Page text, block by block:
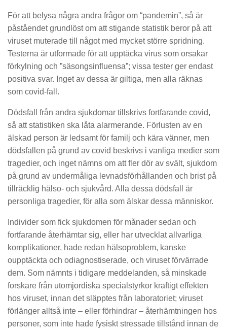
För att belysa några andra frågor om “pandemin”, så är
påståendet grundlöst om att stigande statistik beror på att
viruset muterade till något med mycket större spridning.
Testerna är utformade för att upptäcka virus som orsakar
förkylning och ”säsongsinfluensa”; vissa tester ger endast
positiva svar. Inget av dessa är giltiga, men alla räknas
som covid-fall.
Dödsfall från andra sjukdomar tillskrivs fortfarande covid,
så att statistiken ska låta alarmerande. Förlusten av en
älskad person är ledsamt för familj och kära vänner, men
dödsfallen på grund av covid beskrivs i vanliga medier som
tragedier, och inget nämns om att fler dör av svält, sjukdom
på grund av undermåliga levnadsförhållanden och brist på
tillräcklig hälso- och sjukvård. Alla dessa dödsfall är
personliga tragedier, för alla som älskar dessa människor.
Individer som fick sjukdomen för månader sedan och
fortfarande återhämtar sig, eller har utvecklat allvarliga
komplikationer, hade redan hälsoproblem, kanske
oupptäckta och odiagnostiserade, och viruset förvärrade
dem. Som nämnts i tidigare meddelanden, så minskade
forskare från utomjordiska specialstyrkor kraftigt effekten
hos viruset, innan det släpptes från laboratoriet; viruset
förlänger alltså inte – eller förhindrar – återhämtningen hos
personer, som inte hade fysiskt stressade tillstånd innan de